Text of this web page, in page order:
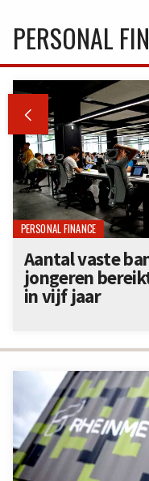
PERSONAL

PERSONAL FINANCE
Aantal vaste
jongeren
in vijf jaar